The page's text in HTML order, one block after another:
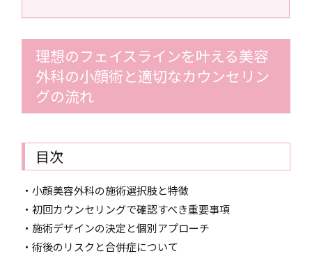
理想のフェイスラインを叶える美容
外科の小顔術と適切なカウンセリン
グの流れ
目次
・小顔美容外科の施術選択肢と特徴
・初回カウンセリングで確認すべき重要事項
・施術デザインの決定と個別アプローチ
・術後のリスクと合併症について